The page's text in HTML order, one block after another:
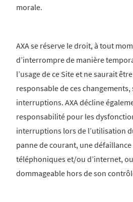
morale.
AXA se réserve le droit, à tout
d’interrompre de manière
l’usage de ce Site et ne saurait
responsable de ces
interruptions. AXA décline
responsabilité pour les
interruptions lors de l’utilisation
panne de courant, une
téléphoniques et/ou d’internet,
dommageable hors de son